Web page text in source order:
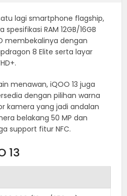
lagi smartphone flagship,
RAM 12GB/16GB
membekalinya dengan
8 Elite serta layar
menawan, iQOO 13 juga
dengan pilihan warna
kamera yang jadi andalan
belakang 50 MP dan
support fitur NFC.
13